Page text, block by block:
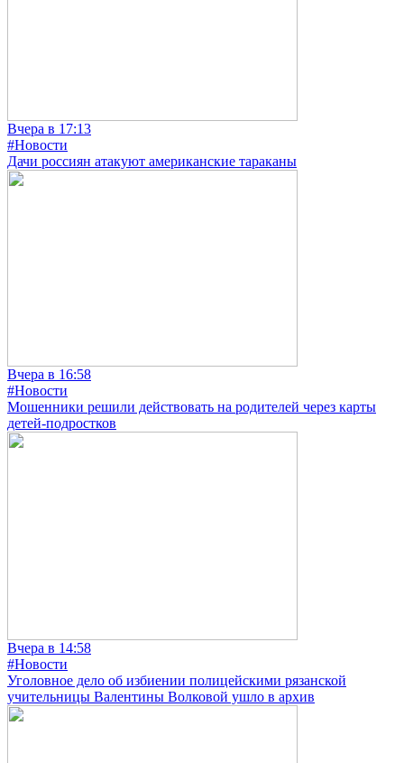
Вчера в 17:13
#Новости
Дачи россиян атакуют американские тараканы
Вчера в 16:58
#Новости
Мошенники решили действовать на родителей через карты
детей-подростков
Вчера в 14:58
#Новости
Уголовное дело об избиении полицейскими рязанской
учительницы Валентины Волковой ушло в архив